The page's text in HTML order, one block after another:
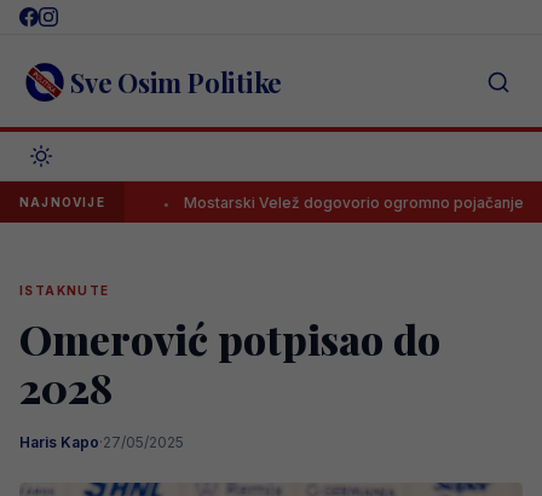
Skip
content Sve Osim Politike
NAJNOVIJE Mostarski Velež dogovorio ogromno pojačanje
ISTAKNUTE
Omerović potpisao do
2028
Haris Kapo·27/05/2025